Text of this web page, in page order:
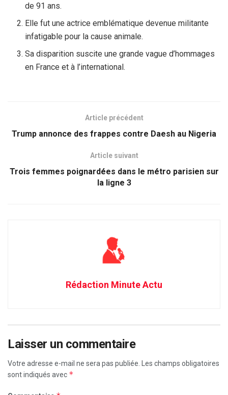
de 91 ans.
Elle fut une actrice emblématique devenue militante
infatigable pour la cause animale.
Sa disparition suscite une grande vague d’hommages
en France et à l’international.
Article précédent
Trump annonce des frappes contre Daesh au Nigeria
Article suivant
Trois femmes poignardées dans le métro parisien sur
la ligne 3
Rédaction Minute Actu
Laisser un commentaire
Votre adresse e-mail ne sera pas publiée. Les champs obligatoires
sont indiqués avec *